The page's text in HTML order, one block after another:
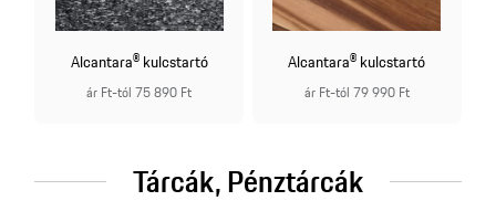
Alcantara® kulcstartó
ár Ft-tól 75 890 Ft
Alcantara® kulcstartó
ár Ft-tól 79 990 Ft
Tárcák, Pénztárcák